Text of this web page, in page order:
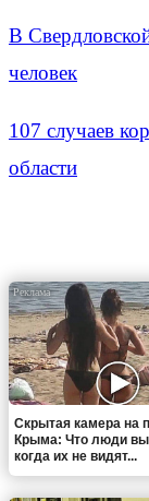
В
человек
107 случаев
области
Скрытая камера на
Крыма: Что люди
когда их не видят...